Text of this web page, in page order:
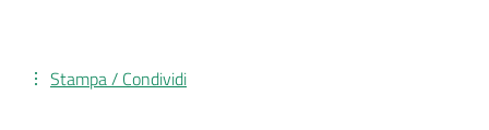
Stampa / Condividi